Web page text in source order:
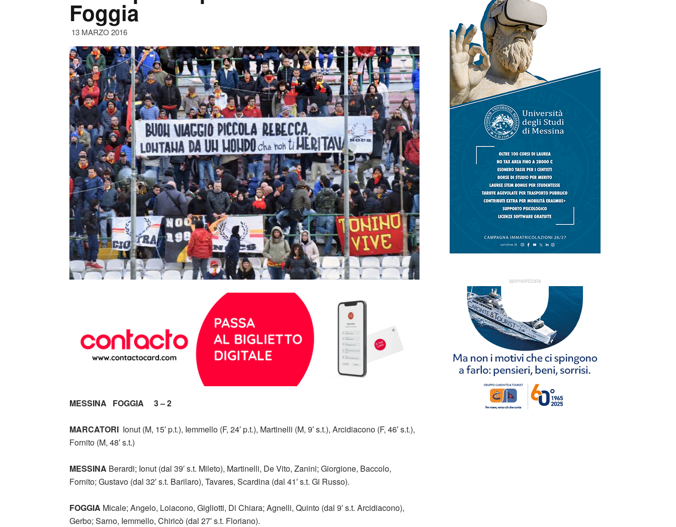
Foggia
13 MARZO 2016
MESSINA FOGGIA 3 – 2
MARCATORI Ionut (M, 15′ p.t.), Iemmello (F, 24′ p.t.), Martinelli (M, 9′ s.t.), Arcidiacono (F, 46′ s.t.),
Fornito (M, 48′ s.t.)
MESSINA Berardi; Ionut (dal 39′ s.t. Mileto), Martinelli, De Vito, Zanini; Giorgione, Baccolo,
Fornito; Gustavo (dal 32′ s.t. Barilaro), Tavares, Scardina (dal 41′ s.t. Gi Russo).
FOGGIA Micale; Angelo, Loiacono, Gigliotti, Di Chiara; Agnelli, Quinto (dal 9′ s.t. Arcidiacono),
Gerbo; Sarno, Iemmello, Chiricò (dal 27′ s.t. Floriano).
sponsorizzata